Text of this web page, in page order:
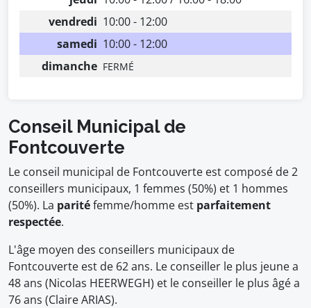
vendredi 10:00 - 12:00
samedi 10:00 - 12:00
dimanche FERMÉ
Conseil Municipal de
Fontcouverte
Le conseil municipal de Fontcouverte est composé de 2
conseillers municipaux, 1 femmes (50%) et 1 hommes
(50%). La paritéfemme/homme est parfaitement
respectée.
L'âge moyen des conseillers municipaux de
Fontcouverte est de 62 ans. Le conseiller le plus jeune a
48 ans (Nicolas HEERWEGH) et le conseiller le plus âgé a
76 ans (Claire ARIAS).